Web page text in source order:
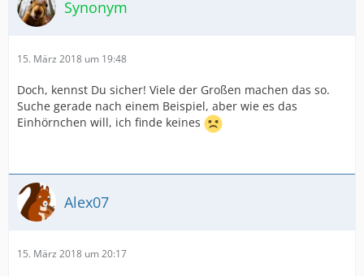
Synonym
15. März 2018 um 19:48
Doch, kennst Du sicher! Viele der Großen machen das so.
Suche gerade nach einem Beispiel, aber wie es das
Einhörnchen will, ich finde keines
Alex07
15. März 2018 um 20:17